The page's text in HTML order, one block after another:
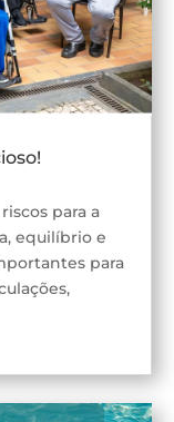
para a
equilíbrio e
para